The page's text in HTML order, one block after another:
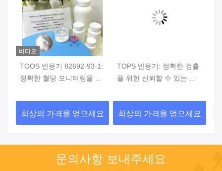
비디오
TOOS 반응기 82692-93-1:
정확한 혈당 모니터링을 위
최상의 가격을 얻으세요
TOPS 반응기: 정확한 검출
을 위한 신뢰할 수 있는 지
최상의 가격을 얻으세요
문의사항 보내주세요